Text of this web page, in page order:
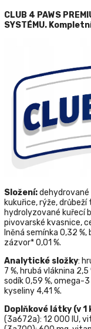
CLUB 4 PAWS
SYSTÉMU.
Složení:dehydrované
kukuřice, rýže,
hydrolyzované kuřecí
pivovarské kvasnice,
lněná semínka 0,32
zázvor* 0,01 %.
Analytické složky:
7 %, hrubá vláknina
sodík 0,59 %, omega-
kyseliny 4,41 %.
Doplňkové látky (v 1
(3а672а): 12 000 IU,